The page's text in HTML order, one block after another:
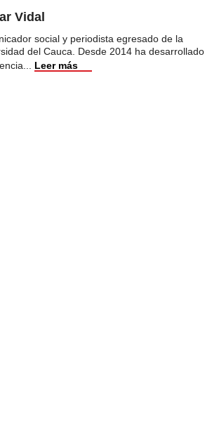
Vidal
social y periodista egresado de la
del Cauca. Desde 2014 ha desarrollado
Leer más